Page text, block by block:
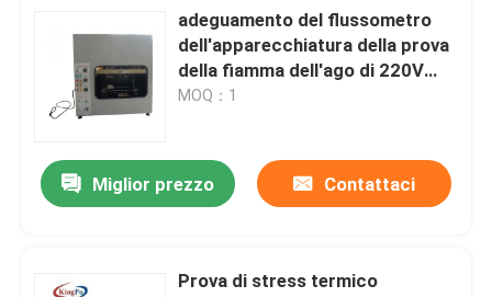
adeguamento del flussometro
dell'apparecchiatura della prova
della fiamma dell'ago di 220V
50Hz Ф0.9mm
MOQ：1
Miglior prezzo Contattaci
Prova di stress termico